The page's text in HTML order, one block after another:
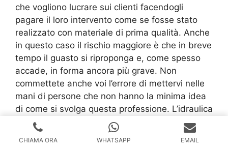
che vogliono lucrare sui clienti facendogli
pagare il loro intervento come se fosse stato
realizzato con materiale di prima qualità. Anche
in questo caso il rischio maggiore è che in breve
tempo il guasto si riproponga e, come spesso
accade, in forma ancora più grave. Non
commettete anche voi l’errore di mettervi nelle
mani di persone che non hanno la minima idea
di come si svolga questa professione. L’idraulica
è una materia difficile, che necessita
competenza e conoscenza di ciò che si sta
CHIAMA ORA WHATSAPP EMAIL